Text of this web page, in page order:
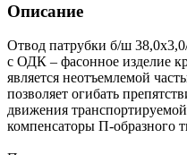
Описание
Отвод патрубки б/ш
с ОДК – фасонное изделие
является неотъемлемой
позволяет огибать
движения
компенсаторы П-образного